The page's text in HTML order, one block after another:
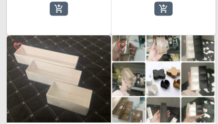
add_shopping_cart
add_shopping_cart
favorite_border
favorite_border